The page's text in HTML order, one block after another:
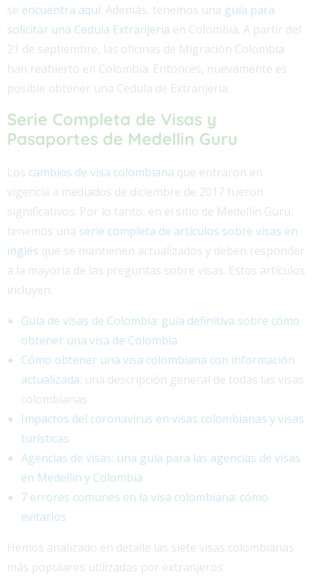
se encuentra aquí. Además, tenemos una guía para
solicitar una Cedula Extranjeria en Colombia. A partir del
21 de septiembre, las oficinas de Migración Colombia
han reabierto en Colombia. Entonces, nuevamente es
posible obtener una Cedula de Extranjeria.
Serie Completa de Visas y
Pasaportes de Medellin Guru
Los cambios de visa colombiana que entraron en
vigencia a mediados de diciembre de 2017 fueron
significativos. Por lo tanto, en el sitio de Medellin Guru,
tenemos una serie completa de artículos sobre visas en
inglés que se mantienen actualizados y deben responder
a la mayoría de las preguntas sobre visas. Estos artículos
incluyen:
Guía de visas de Colombia: guía definitiva sobre cómo
obtener una visa de Colombia
Cómo obtener una visa colombiana con información
actualizada: una descripción general de todas las visas
colombianas
Impactos del coronavirus en visas colombianas y visas
turísticas
Agencias de visas: una guía para las agencias de visas
en Medellín y Colombia
7 errores comunes en la visa colombiana: cómo
evitarlos
Hemos analizado en detalle las siete visas colombianas
más populares utilizadas por extranjeros: